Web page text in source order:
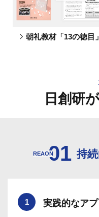
朝礼教材「13の徳目」
日創研
REAON01 持
1 実践的なア